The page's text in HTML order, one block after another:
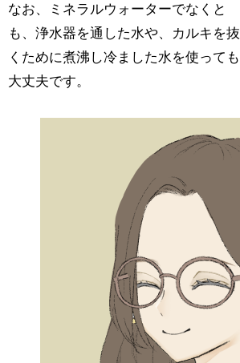
なお、ミネラルウォーターでなくと
も、浄水器を通した水や、カルキを抜
くために煮沸し冷ました水を使っても
大丈夫です。